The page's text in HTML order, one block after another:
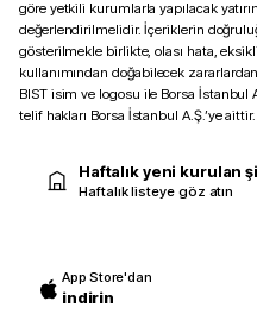
göre yetkili kurumlarla yapılacak
değerlendirilmelidir. İçeriklerin
gösterilmekle birlikte, olası hata,
kullanımından doğabilecek
BIST isim ve logosu ile Borsa İstanbul
telif hakları Borsa İstanbul A.Ş.’ye aittir.
Haftalık yeni kurulan
Haftalık listeye göz atın
App Store'dan
indirin